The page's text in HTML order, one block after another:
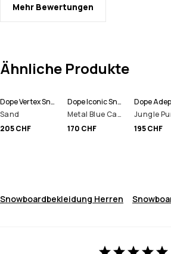
Mehr Bewertungen
Ähnliche Produkte
Dope Vertex Snowboardhose Herren
Sand
205 CHF
Dope Iconic Snowboardhose Herren
Metal Blue Camo
170 CHF
Jungle
195 CHF
Snowboardbekleidung Herren